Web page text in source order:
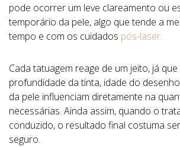
pode ocorrer um leve clareamento ou
temporário da pele, algo que tende a
tempo e com os cuidados pós-laser.
Cada tatuagem reage de um jeito, já
profundidade da tinta, idade do
da pele influenciam diretamente na
necessárias. Ainda assim, quando o
conduzido, o resultado final costuma
seguro.